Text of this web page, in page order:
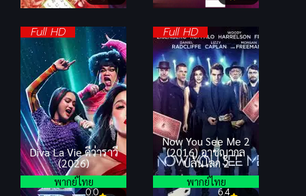
Full HD
Diva La Vie ดีว่าราวี
(2026)
0.0
พากย์ไทย
Full HD
Now You See Me 2
(2016) อาชญากล
ปล้นโลก 2
6.4
พากย์ไทย